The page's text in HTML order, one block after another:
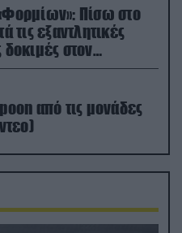
Πίσω στο
τις εξαντλητικές
Βισκαϊκό
από τις μονάδες